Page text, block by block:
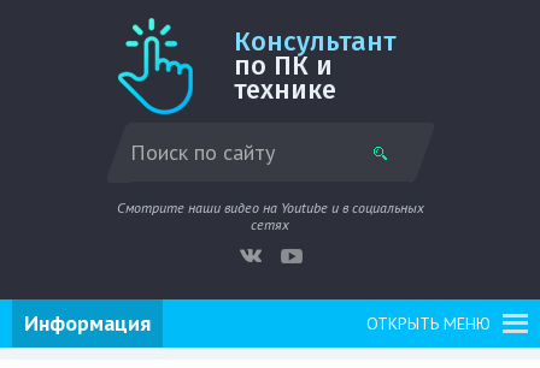
Консультант
по ПК и
технике
Смотрите наши видео на Youtube и в социальных
сетях
ОТКРЫТЬ МЕНЮ
Информация